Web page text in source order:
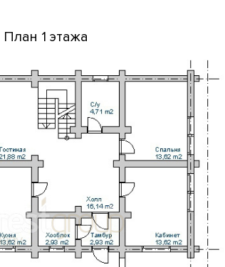
План 1 этажа